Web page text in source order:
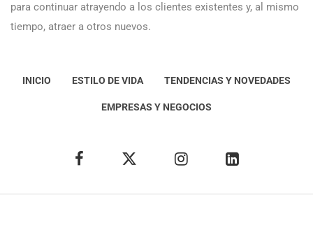
para continuar atrayendo a los clientes existentes y, al mismo
tiempo, atraer a otros nuevos.
INICIO ESTILO DE VIDA TENDENCIAS Y NOVEDADES
EMPRESAS Y NEGOCIOS